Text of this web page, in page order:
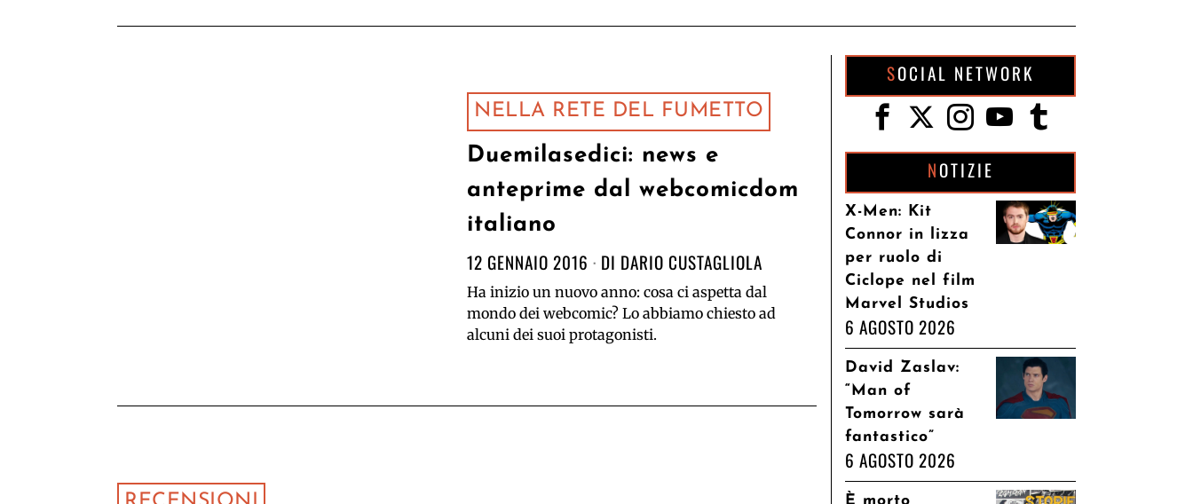
NELLA RETE DEL FUMETTO
Duemilasedici: news e
anteprime dal webcomicdom
italiano
12 GENNAIO 2016 DI DARIO CUSTAGLIOLA
Ha inizio un nuovo anno: cosa ci aspetta dal
mondo dei webcomic? Lo abbiamo chiesto ad
alcuni dei suoi protagonisti.
SOCIAL NETWORK
NOTIZIE
X-Men: Kit
Connor in lizza
per ruolo di
Ciclope nel film
Marvel Studios
6 AGOSTO 2026
David Zaslav:
“Man of
Tomorrow sarà
fantastico”
6 AGOSTO 2026
È morto